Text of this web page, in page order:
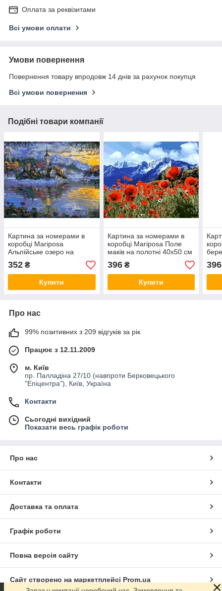
Оплата за реквізитами
Всі умови оплати
Умови повернення
Повернення товару впродовж 14 днів за рахунок покупця
Всі умови повернення
Подібні товари компанії
Картина за номерами в
коробці Mariposa
Альпійське озеро на
полотні 40х50 см (Q2170)
352 ₴
Купити
Картина за номерами в
коробці Mariposa Поле
маків на полотні 40х50 см
(Q2224)
396₴
Купити
396
Про нас
99% позитивних з 209 відгуків за рік
Працює з 12.11.2009
м. Київ
пр. Палладіна 27/10 (навпроти Берковецького
"Епіцентра"), Київ, Україна
Контакти
Сьогодні вихідний
Показати весь графік роботи
Про нас
Контакти
Доставка та оплата
Графік роботи
Повна версія сайту
Сайт створено на маркетплейсі Prom.ua